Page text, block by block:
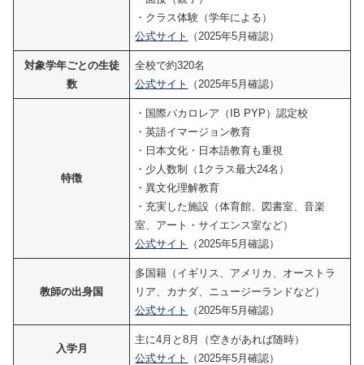
・クラス体験（学年による）
公式サイト
（2025年5月確認）
対象学年ごとの生徒
数
全校で約320名
公式サイト
（2025年5月確認）
特徴
・国際バカロレア（IB PYP）認定校
・英語イマージョン教育
・日本文化・日本語教育も重視
・少人数制（1クラス最大24名）
・異文化理解教育
・充実した施設（体育館、図書室、音楽
室、アート・サイエンス室など）
公式サイト
（2025年5月確認）
教師の出身国
多国籍（イギリス、アメリカ、オーストラ
リア、カナダ、ニュージーランドなど）
公式サイト
（2025年5月確認）
入学月
主に4月と8月（空きがあれば随時）
公式サイト
（2025年5月確認）